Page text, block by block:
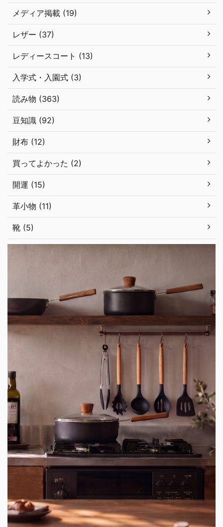
メディア掲載 (19)
レザー (37)
レディースコート (13)
入学式・入園式 (3)
読み物 (363)
豆知識 (92)
財布 (12)
買ってよかった (2)
開運 (15)
革小物 (11)
靴 (5)